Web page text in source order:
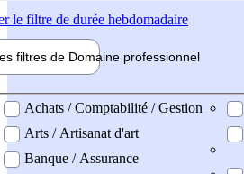
le filtre de durée hebdomadaire
filtres de Domaine professionnel
professionel
Achats / Comptabilité / Gestion
Arts / Artisanat d'art
Banque / Assurance